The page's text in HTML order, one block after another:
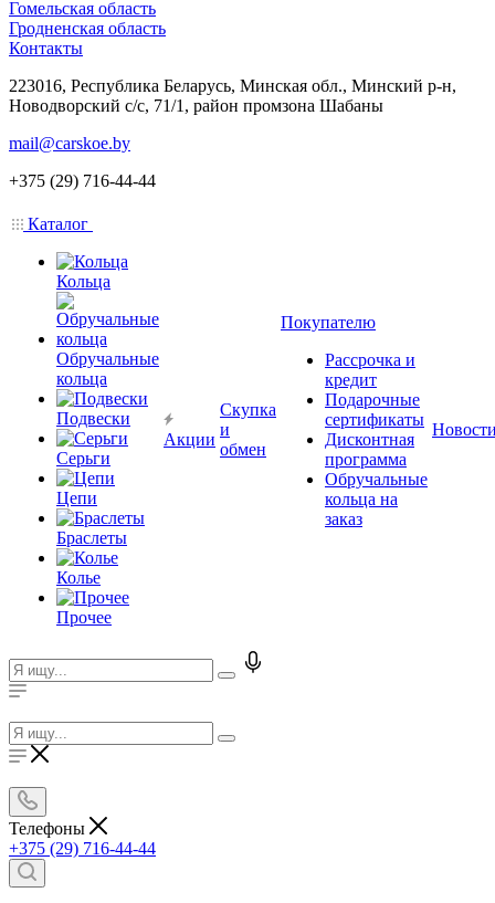
Гомельская область
Гродненская область
Контакты
223016, Республика Беларусь, Минская обл., Минский р-н,
Новодворский с/с, 71/1, район промзона Шабаны
mail@carskoe.by
+375 (29) 716-44-44
Каталог
Кольца
Обручальные
кольца
Подвески
Серьги
Цепи
Браслеты
Колье
Прочее
Акции
Скупка
и
обмен
Покупателю
Рассрочка и
кредит
Подарочные
сертификаты
Дисконтная
программа
Обручальные
кольца на
заказ
Телефоны
+375 (29) 716-44-44